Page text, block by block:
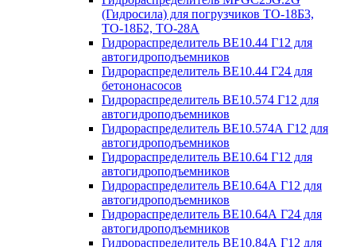
(Гидросила) для погрузчиков ТО-18Б3,
ТО-18Б2, ТО-28А
Гидрораспределитель ВЕ10.44 Г12 для
автогидроподъемников
Гидрораспределитель ВЕ10.44 Г24 для
бетононасосов
Гидрораспределитель ВЕ10.574 Г12 для
автогидроподъемников
Гидрораспределитель ВЕ10.574А Г12 для
автогидроподъемников
Гидрораспределитель ВЕ10.64 Г12 для
автогидроподъемников
Гидрораспределитель ВЕ10.64А Г12 для
автогидроподъемников
Гидрораспределитель ВЕ10.64А Г24 для
автогидроподъемников
Гидрораспределитель ВЕ10.84А Г12 для